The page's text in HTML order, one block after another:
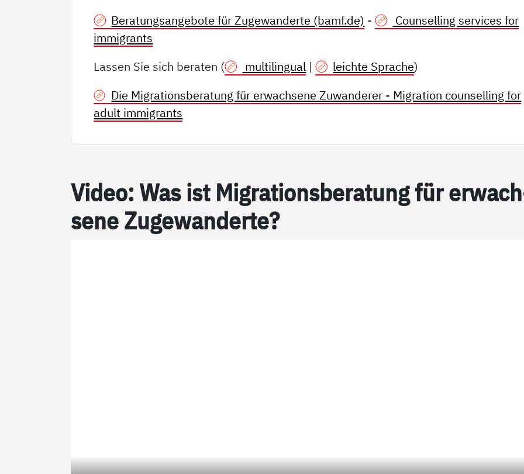
Beratungsangebote für Zugewanderte (bamf.de) -
Counselling services for
immigrants
Lassen Sie sich beraten (
multilingual | leichte Sprache)
Die Migrationsberatung für erwachsene Zuwanderer - Migration counselling for
adult immigrants
Vi­­deo: Was ist Mi­g­ra­­­ti­on­s­be­ra­­­tung für
se­­­ne Zu­­­ge­wan­­der­­te?